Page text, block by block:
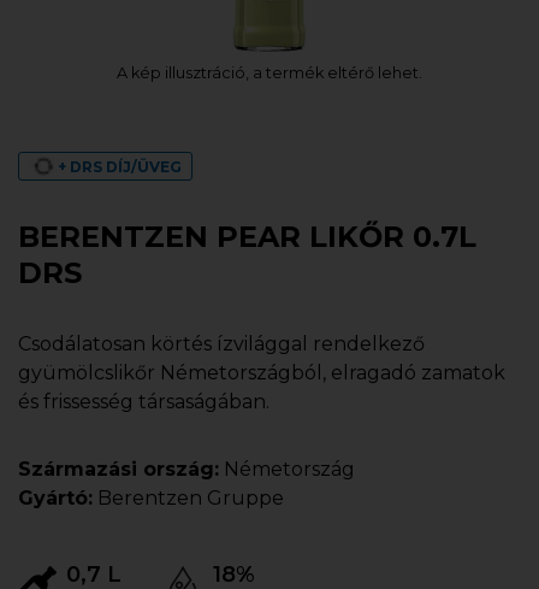
A kép illusztráció, a termék eltérő lehet.
+ DRS DÍJ/ÜVEG
BERENTZEN PEAR LIKŐR 0.7L
DRS
Csodálatosan körtés ízvilággal rendelkező
gyümölcslikőr Németországból, elragadó zamatok
és frissesség társaságában.
Származási ország: Németország
Gyártó: Berentzen Gruppe
0,7 L 18%